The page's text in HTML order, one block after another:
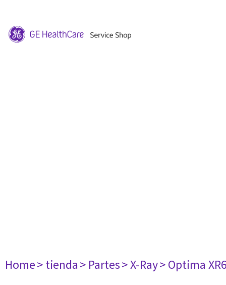
Home> tienda> Partes> X-Ray> Optima